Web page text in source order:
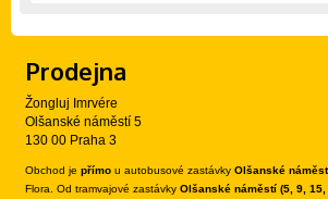
Prodejna
Žongluj Imrvére
Olšanské náměstí 5
130 00 Praha 3
Obchod je přímo u autobusové zastávky Olšanské
Flora. Od tramvajové zastávky Olšanské náměstí (5, 9, 15,